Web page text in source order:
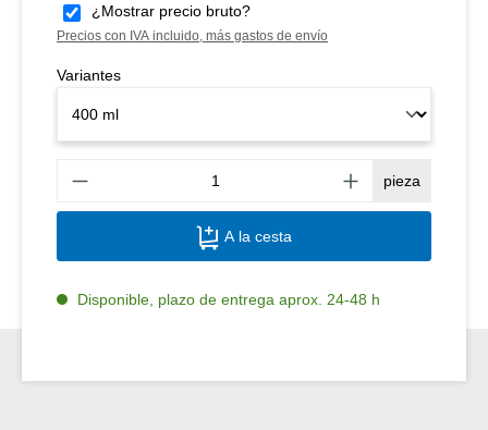
¿Mostrar precio bruto?
Precios con IVA incluido, más gastos de envío
Variantes
pieza
A la cesta
Disponible, plazo de entrega aprox. 24-48 h